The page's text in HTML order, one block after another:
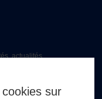
actualités...
sur